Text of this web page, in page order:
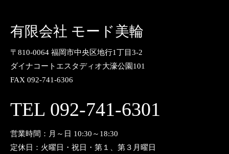
有限会社 モード美輪
〒810-0064 福岡市中央区地行1丁目3-2
ダイナコートエスタディオ大濠公園101
FAX 092-741-6306
TEL 092-741-6301
営業時間：月～日 10:30～18:30
定休日：火曜日・祝日・第１、第３月曜日